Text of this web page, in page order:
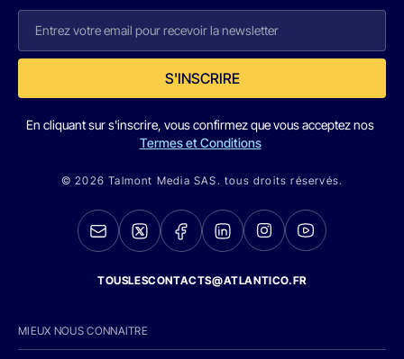
S'INSCRIRE
En cliquant sur s'inscrire, vous confirmez que vous acceptez nos
Termes et Conditions
© 2026 Talmont Media SAS. tous droits réservés.
TOUSLESCONTACTS@ATLANTICO.FR
MIEUX NOUS CONNAITRE